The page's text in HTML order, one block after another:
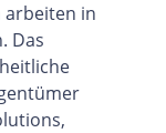
arbeiten in
Das